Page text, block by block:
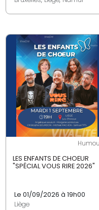
LES ENFANTS DE CHOEUR
"SPÉCIAL VOUS RIRE 2026"
Le 01/09/2026 à 19h00
Liège